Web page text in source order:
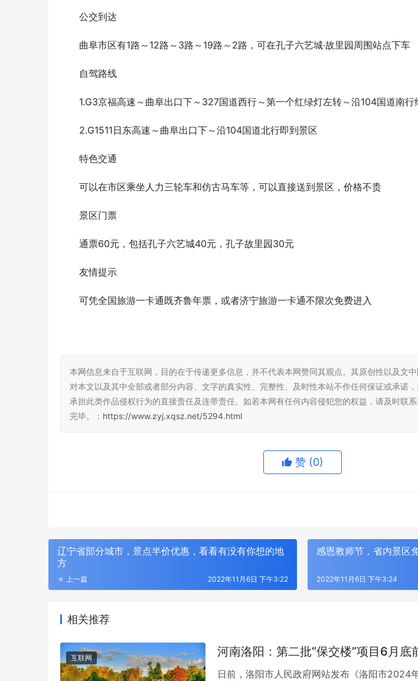
公交到达
曲阜市区有1路～12路～3路～19路～2路，可在孔子六艺城·故里园周围站点下车
自驾路线
1.G3京福高速～曲阜出口下～327国道西行～第一个红绿灯左转～沿104国道南行
2.G1511日东高速～曲阜出口下～沿104国道北行即到景区
特色交通
可以在市区乘坐人力三轮车和仿古马车等，可以直接送到景区，价格不贵
景区门票
通票60元，包括孔子六艺城40元，孔子故里园30元
友情提示
可凭全国旅游一卡通既齐鲁年票，或者济宁旅游一卡通不限次免费进入
本网信息来自于互联网，目的在于传递更多信息，并不代表本网赞同其观点。其原创性以及文
对本文以及其中全部或者部分内容、文字的真实性、完整性、及时性本站不作任何保证或承诺
承担此类作品侵权行为的直接责任及连带责任。如若本网有任何内容侵犯您的权益，请及时联
完毕。： https://www.zyj.xqsz.net/5294.html
赞 (0)
辽宁省部分城市，景点半价优惠，看看有没有你想的地
方
上一篇 2022年11月6日 下午3:22
感恩教师节，省内景区
2022年11月6日 下午3:24
相关推荐
互联网 河南洛阳：第二批“保交楼”项目6月底
日前，洛阳市人民政府网站发布《洛阳市2024